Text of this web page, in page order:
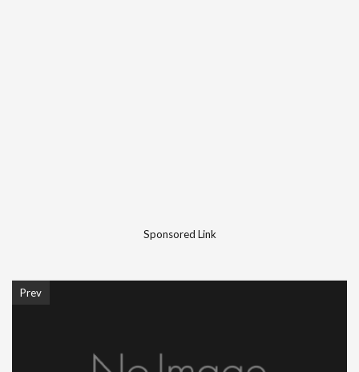
Sponsored Link
Prev